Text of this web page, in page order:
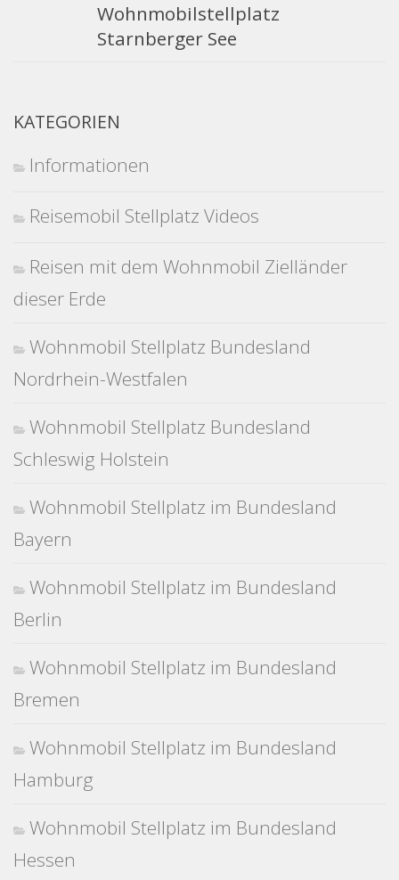
Wohnmobilstellplatz
Starnberger See
KATEGORIEN
Informationen
Reisemobil Stellplatz Videos
Reisen mit dem Wohnmobil Zielländer
dieser Erde
Wohnmobil Stellplatz Bundesland
Nordrhein-Westfalen
Wohnmobil Stellplatz Bundesland
Schleswig Holstein
Wohnmobil Stellplatz im Bundesland
Bayern
Wohnmobil Stellplatz im Bundesland
Berlin
Wohnmobil Stellplatz im Bundesland
Bremen
Wohnmobil Stellplatz im Bundesland
Hamburg
Wohnmobil Stellplatz im Bundesland
Hessen